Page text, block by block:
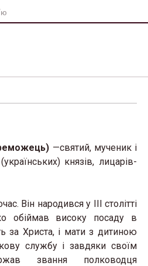
—святий, мученик і
князів, лицарів-
Він народився у III столітті
обіймав високу посаду в
за Христа, і мати з дитиною
службу і завдяки своїм
звання полководця